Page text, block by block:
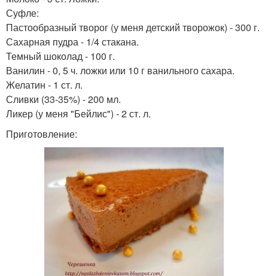
Суфле:
Пастообразный творог (у меня детский творожок) - 300 г.
Сахарная пудра - 1/4 стакана.
Темный шоколад - 100 г.
Ванилин - 0, 5 ч. ложки или 10 г ванильного сахара.
Желатин - 1 ст. л.
Сливки (33-35%) - 200 мл.
Ликер (у меня "Бейлис") - 2 ст. л.
Приготовление: